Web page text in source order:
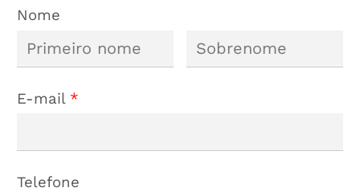
Nome
E-mail *
Telefone